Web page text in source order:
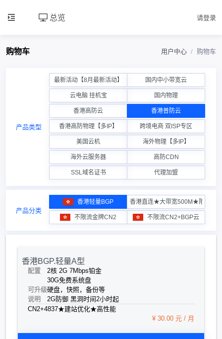
总览 请登录
购物车 用户中心 购物车
产品类型
最新活动【8月最新活动】 国内中小带宽云
云电脑 挂机宝 国内物理
香港高防云 香港普防云
香港高防物理【多IP】 跨境电商 双ISP专区
美国云机 海外物理【多IP】
海外云服务器 高防CDN
SSL域名证书 代理加盟
产品分类
香港轻量BGP 香港直连★大带宽500M★限流云
不限流金牌CN2 不限流CN2+BGP云
香港BGP.轻量A型
配置 2核 2G 7Mbps铂金
30G免费系统盘
可升级硬盘，快照，备份等
说明
2G防御 黑洞时间2小时起
CN2+4837★建站优化★高性能
¥ 30.00 元 / 月